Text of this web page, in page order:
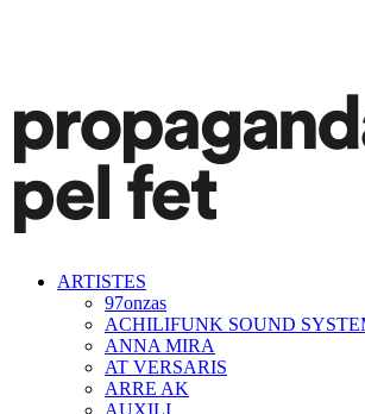
ARTISTES
97onzas
ACHILIFUNK SOUND
ANNA MIRA
AT VERSARIS
ARRE AK
AUXILI